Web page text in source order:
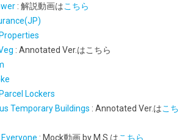
: 解説動画はこちら
: Annotated Ver.はこちら
Lockers
Temporary Buildings : Annotated Ver.はこち
: Mock動画 by M.S.はこちら